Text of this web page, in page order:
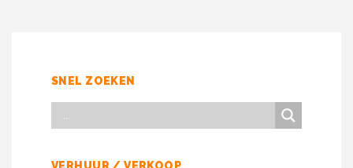
SNEL ZOEKEN